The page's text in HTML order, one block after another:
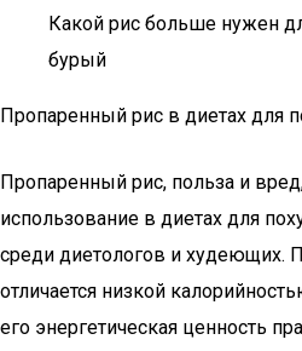
Какой рис больше нужен
бурый
Пропаренный рис в диетах для
Пропаренный рис, польза и
использование в диетах для
среди диетологов и худеющих.
отличается низкой
его энергетическая ценность